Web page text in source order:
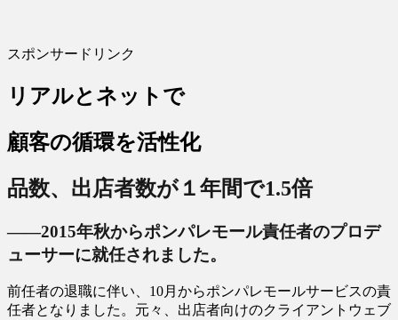
スポンサードリンク
リアルとネットで
顧客の循環を活性化
品数、出店者数が１年間で1.5倍
――2015年秋からポンパレモール責任者のプロデ
ューサーに就任されました。
前任者の退職に伴い、10月からポンパレモールサービスの責
任者となりました。元々、出店者向けのクライアントウェブ